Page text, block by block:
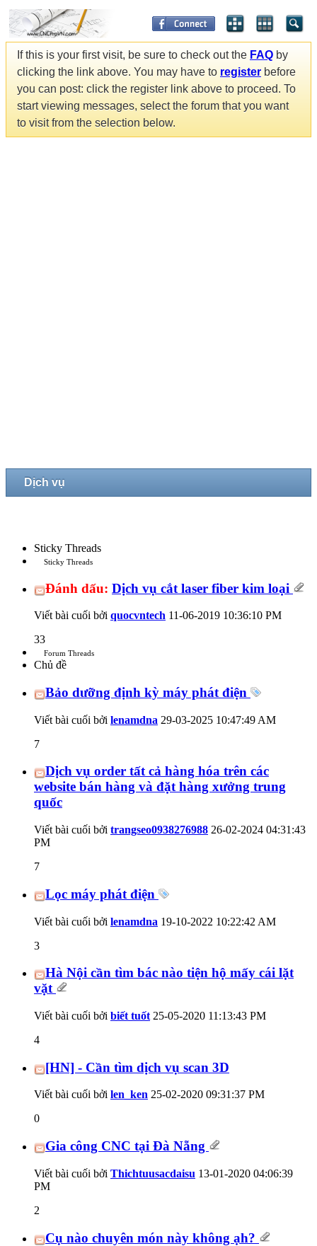
If this is your first visit, be sure to check out the FAQ by
clicking the link above. You may have to register before
you can post: click the register link above to proceed. To
start viewing messages, select the forum that you want
to visit from the selection below.
Dịch vụ
Sticky Threads
Sticky Threads
Đánh dấu: Dịch vụ cắt laser fiber kim loại
Viết bài cuối bởi quocvntech 11-06-2019 10:36:10 PM
33
Forum Threads
Chủ đề
Bảo dưỡng định kỳ máy phát điện
Viết bài cuối bởi lenamdna 29-03-2025 10:47:49 AM
7
Dịch vụ order tất cả hàng hóa trên các
website bán hàng và đặt hàng xưởng trung
quốc
Viết bài cuối bởi trangseo0938276988 26-02-2024 04:31:43
PM
7
Lọc máy phát điện
Viết bài cuối bởi lenamdna 19-10-2022 10:22:42 AM
3
Hà Nội cần tìm bác nào tiện hộ mấy cái lặt
vặt
Viết bài cuối bởi biết tuốt 25-05-2020 11:13:43 PM
4
[HN] - Cần tìm dịch vụ scan 3D
Viết bài cuối bởi len_ken 25-02-2020 09:31:37 PM
0
Gia công CNC tại Đà Nẵng
Viết bài cuối bởi Thichtuusacdaisu 13-01-2020 04:06:39
PM
2
Cụ nào chuyên món này không ạh?